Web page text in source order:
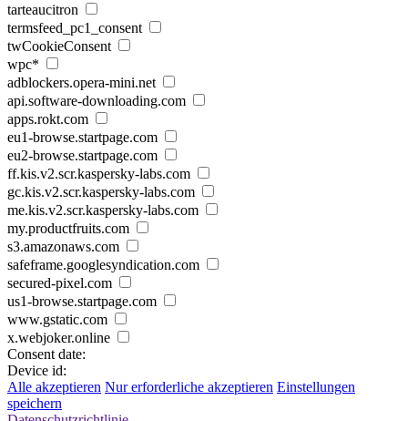
tarteaucitron
termsfeed_pc1_consent
twCookieConsent
wpc*
adblockers.opera-mini.net
api.software-downloading.com
apps.rokt.com
eu1-browse.startpage.com
eu2-browse.startpage.com
ff.kis.v2.scr.kaspersky-labs.com
gc.kis.v2.scr.kaspersky-labs.com
me.kis.v2.scr.kaspersky-labs.com
my.productfruits.com
s3.amazonaws.com
safeframe.googlesyndication.com
secured-pixel.com
us1-browse.startpage.com
www.gstatic.com
x.webjoker.online
Consent date:
Device id:
Alle akzeptieren Nur erforderliche akzeptieren Einstellungen
speichern